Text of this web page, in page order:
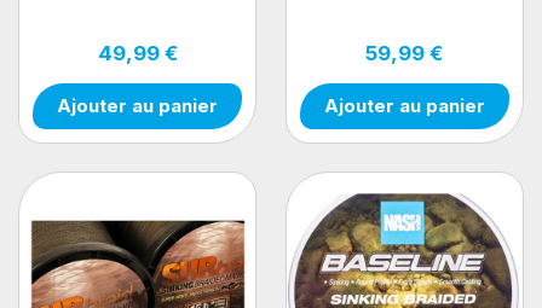
49,99 €
Ajouter au panier
59,99 €
Ajouter au panier